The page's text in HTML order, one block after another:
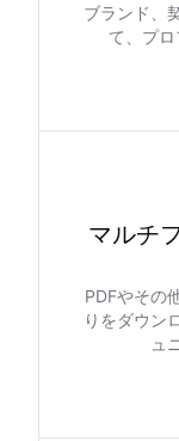
ブランド、
て、プロ
マルチ
PDFやその
りをダウン
ュ